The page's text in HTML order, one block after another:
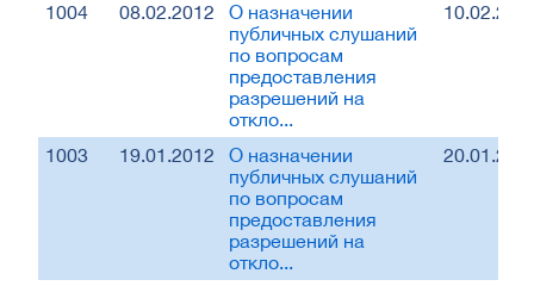
1004 08.02.2012
О назначении
публичных слушаний
по вопросам
предоставления
разрешений на
откло...
1003 19.01.2012
О назначении
публичных слушаний
по вопросам
предоставления
разрешений на
откло...